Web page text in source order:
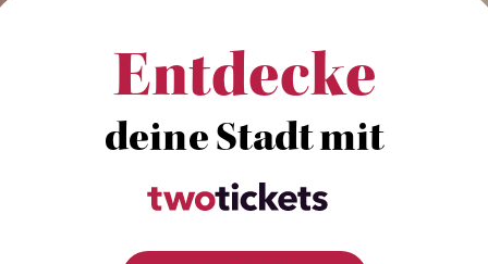
Entdecke
deine Stadt mit